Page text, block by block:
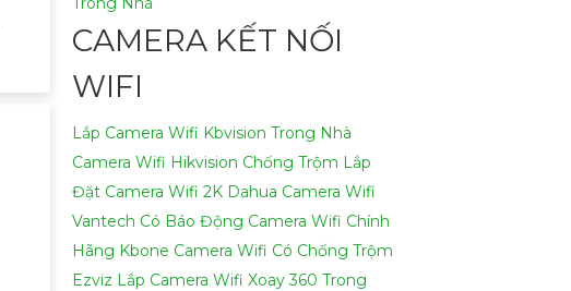
CAMERA KẾT NỐI
WIFI
Lắp Camera Wifi Kbvision Trong Nhà
Camera Wifi Hikvision Chống Trộm Lắp
Đặt Camera Wifi 2K Dahua Camera Wifi
Vantech Có Báo Động Camera Wifi Chính
Hãng Kbone Camera Wifi Có Chống Trộm
Ezviz Lắp Camera Wifi Xoay 360 Trong